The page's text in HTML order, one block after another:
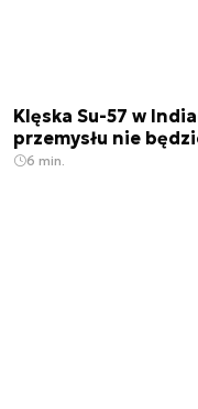
Klęska Su-57 w
przemysłu nie
6 min.